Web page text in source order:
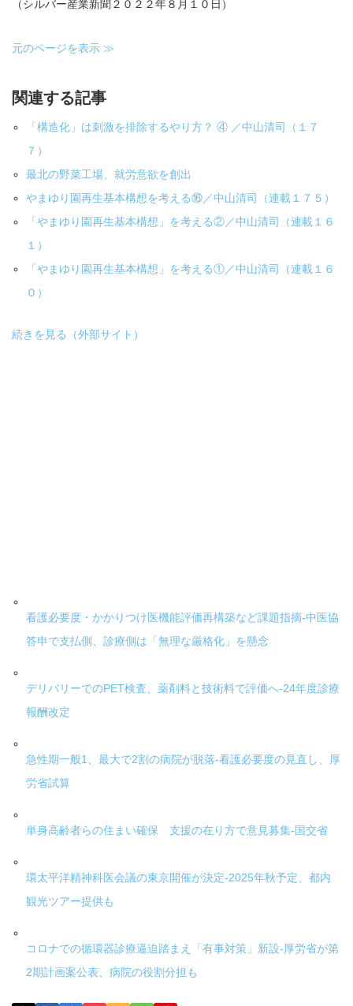
（シルバー産業新聞２０２２年８月１０日）
元のページを表示 ≫
関連する記事
「構造化」は刺激を排除するやり方？ ④ ／中山清司（１７
７）
最北の野菜工場、就労意欲を創出
やまゆり園再生基本構想を考える⑯／中山清司（連載１７５）
「やまゆり園再生基本構想」を考える②／中山清司（連載１６
１）
「やまゆり園再生基本構想」を考える①／中山清司（連載１６
０）
続きを見る（外部サイト）
看護必要度・かかりつけ医機能評価再構築など課題指摘-中医協
答申で支払側、診療側は「無理な厳格化」を懸念
デリバリーでのPET検査、薬剤料と技術料で評価へ-24年度診療
報酬改定
急性期一般1、最大で2割の病院が脱落-看護必要度の見直し、厚
労省試算
単身高齢者らの住まい確保 支援の在り方で意見募集-国交省
環太平洋精神科医会議の東京開催が決定-2025年秋予定、都内
観光ツアー提供も
コロナでの循環器診療逼迫踏まえ「有事対策」新設-厚労省が第
2期計画案公表、病院の役割分担も